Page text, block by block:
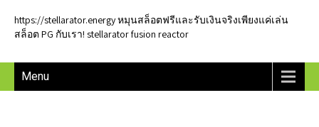
https://stellarator.energy หมุนสล็อตฟรีและรับเงินจริงเพียงแค่เล่น
สล็อต PG กับเรา! stellarator fusion reactor
Menu